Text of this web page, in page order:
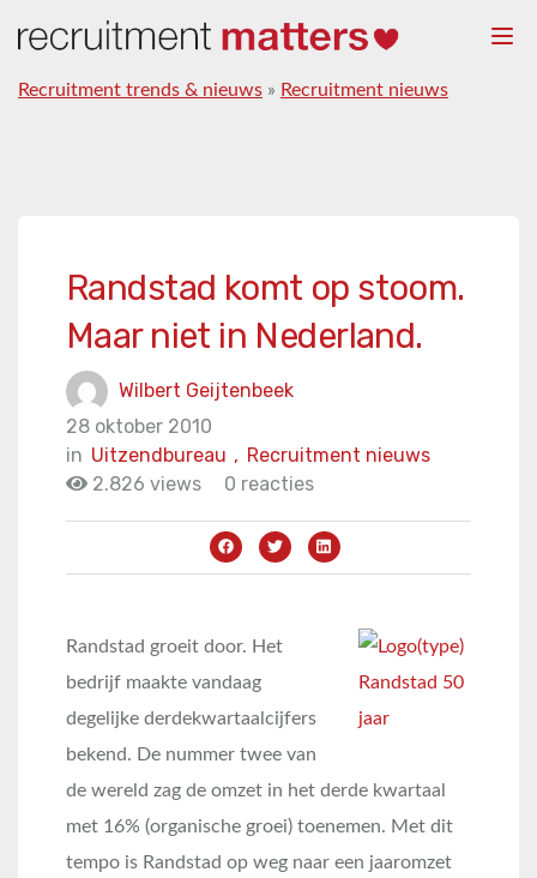
Recruitment trends & nieuws » Recruitment nieuws
Randstad komt op stoom.
Maar niet in Nederland.
Wilbert Geijtenbeek
28 oktober 2010
in
Recruitment nieuws
Uitzendbureau ,
2.826 views
0 reacties
Randstad groeit door. Het
bedrijf maakte vandaag
degelijke derdekwartaalcijfers
bekend. De nummer twee van
de wereld zag de omzet in het derde kwartaal
met 16% (organische groei) toenemen. Met dit
tempo is Randstad op weg naar een jaaromzet